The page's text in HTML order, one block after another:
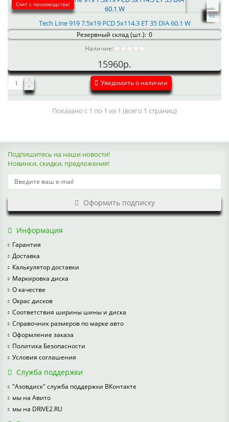
Снят с производства!
Tech Line 919 7.5x19 PCD 5x114.3 ET 35 DIA 60.1 W
Резервный склад (шт.): 0
Наличие:
15960р.
Уведомить о наличии
Показано с 1 по 1 из 1 (всего 1 страниц)
Подпишитесь на наши новости!
Новинки, скидки, предложения!
Оформить подписку
Информация
Гарантия
Доставка
Калькулятор доставки
Маркировка диска
О качестве
Окрас дисков
Соответствия ширины шины и диска
Справочник размеров по марке авто
Оформление заказа
Политика Безопасности
Условия соглашения
Служба поддержки
"Азовдиск" служба поддержки ВКонтакте
мы на Авито
мы на DRIVE2.RU